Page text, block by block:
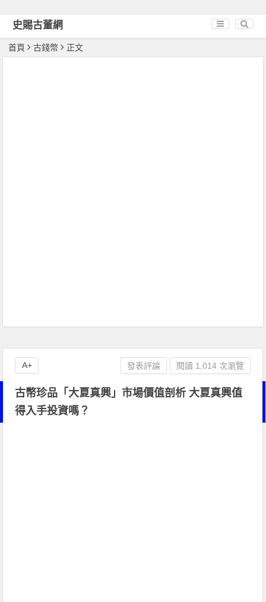
史賜古董網
首頁 古錢幣 正文
古幣珍品「大夏真興」市場價值剖析 大夏真興值
得入手投資嗎？
發表評論 閱讀 1,014 次瀏覽
A+